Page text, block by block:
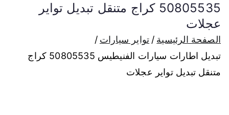
50805535 كراج متنقل تبديل تواير
عجلات
الصفحة الرئيسية
تواير سيارات
تبديل اطارات سيارات الفنيطيس 50805535 كراج
متنقل تبديل تواير عجلات